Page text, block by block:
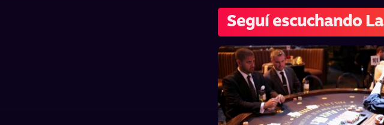
Seguí escuchando